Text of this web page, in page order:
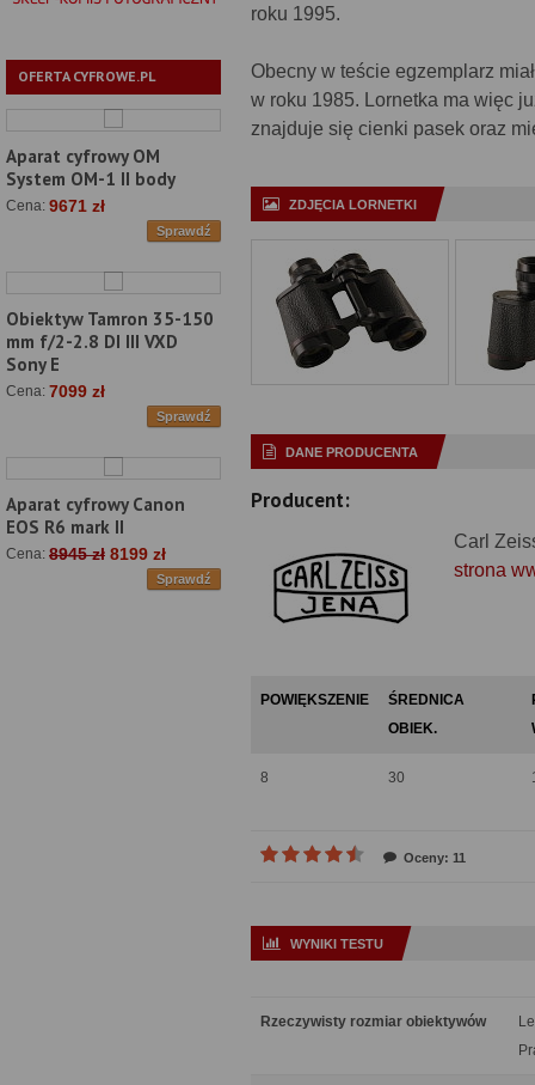
OFERTA CYFROWE.PL
Aparat cyfrowy OM
System OM-1 II body
Cena: 9671 zł
Sprawdź
Obiektyw Tamron 35-150
mm f/2-2.8 DI III VXD
Sony E
Cena: 7099 zł
Sprawdź
Aparat cyfrowy Canon
EOS R6 mark II
Cena: 8945 zł 8199 zł
Sprawdź
roku 1995.
Obecny w teście egzemplarz
w roku 1985. Lornetka ma więc
znajduje się cienki pasek oraz
ZDJĘCIA LORNETKI
DANE PRODUCENTA
Producent:
Carl
strona
POWIĘKSZENIE
ŚREDNICA
OBIEK.
8 30
Oceny: 11
WYNIKI TESTU
Rzeczywisty rozmiar obiektywów